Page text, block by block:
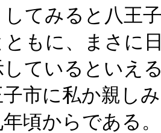
てみると八王
ともに、まさに
しているといえ
市に私か親し
頃からである